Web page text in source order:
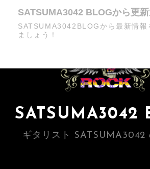
SATSUMA3042
ギタリスト SATSUMA3042
SATSUMA3042 BLOGから更
SATSUMA3042BLOGから最新情報
ましょう！